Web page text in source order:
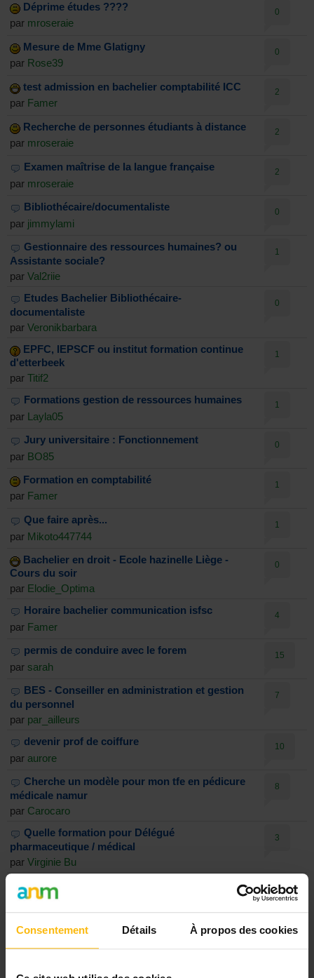
Consentement Détails À propos des cookies
Déprime études ????
par mroseraie
0
Mesure de Mme Glatigny
par Rose39
0
test admission en bachelier comptabilité ICC
par Famer
2
Recherche de personnes étudiants à distance
par mroseraie
2
Examen maîtrise de la langue française
par mroseraie
2
Bibliothécaire/documentaliste
par jimmylami
0
Gestionnaire des ressources humaines? ou
Assistante sociale?
par Val2riie
1
Etudes Bachelier Bibliothécaire-
documentaliste
par Veronikbarbara
0
EPFC, IEPSCF ou institut formation continue
d'etterbeek
par Titif2
1
Formations gestion de ressources humaines
par Layla05
1
Jury universitaire : Fonctionnement
par BO85
0
Formation en comptabilité
par Famer
1
Que faire après...
par Mikoto447744
1
Bachelier en droit - Ecole hazinelle Liège -
Cours du soir
par Elodie_Optima
0
Horaire bachelier communication isfsc
par Famer
4
permis de conduire avec le forem
par sarah
15
BES - Conseiller en administration et gestion
du personnel
par par_ailleurs
7
devenir prof de coiffure
par aurore
10
Cherche un modèle pour mon tfe en pédicure
médicale namur
par Carocaro
8
Quelle formation pour Délégué
pharmaceutique / médical
par Virginie Bu
3
parJulien26
1
Test admission EPHEC cours du soir
0